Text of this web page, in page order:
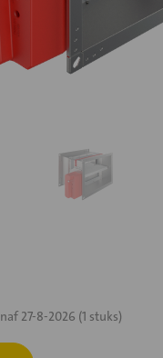
27-8-2026 (1 stuks)